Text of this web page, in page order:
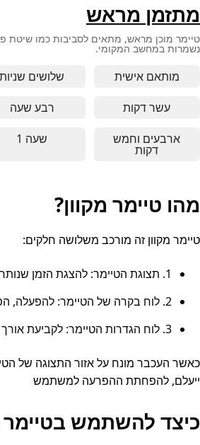
מתזמן מראש
טיימר מוכן מראש, מתאים לסביבות כמו שיטת
נשמרות במחשב המקומי.
מותאם אישית שלושים שניות
עשר דקות
טיימר של עשר דקות - מתאים
רבע שעה
ארבעים וחמש
דקות
ארבעים וחמש דקות - מתאים
שעה 1
מהו טיימר מקוון?
טיימר מקוון זה מורכב משלושה חלקים:
1. תצוגת הטיימר: להצגת הזמן שנותר
2. לוח בקרה של הטיימר: להפעלה, הפסקה, איפוס והמשך
3. לוח הגדרות הטיימר: לקביעת אורך הטיימר, פורמט התצוגה, הגדרות הפונט, קנה מידה
כאשר העכבר מונח על אזור התצוגה של
ייעלם, להפחתת ההפרעה למשתמש
כיצד להשתמש בטיימר